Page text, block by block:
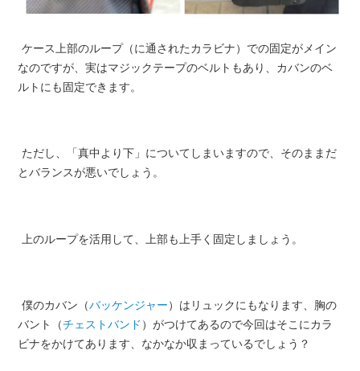
ケース上部のループ（に通されたカラビナ）での固定がメイン
なのですが、実はマジックテープのベルトもあり、カバンのベ
ルトにも固定できます。
ただし、「真中より下」についてしまいますので、そのままだ
とバランスが悪いでしょう。
上のループを活用して、上部も上手く固定しましょう。
僕のカバン（バッケンジャー）はリュックにもなります、胸の
バント（チェストバンド ）がつけてあるので今回はそこにカラ
ビナをかけてあります、なかなか収まっているでしょう？